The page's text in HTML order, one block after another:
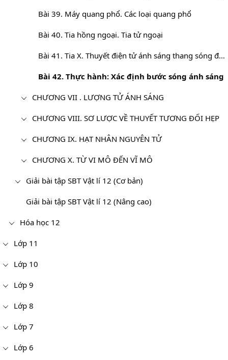
Bài 39. Máy quang phổ. Các loại quang phổ
Bài 40. Tia hồng ngoại. Tia tử ngoại
Bài 41. Tia X. Thuyết điện tử ánh sáng thang sóng điện từ
Bài 42. Thực hành: Xác định bước sóng ánh sáng
CHƯƠNG VII . LƯỢNG TỬ ÁNH SÁNG
CHƯƠNG VIII. SƠ LƯỢC VỀ THUYẾT TƯƠNG ĐỐI HẸP
CHƯƠNG IX. HẠT NHÂN NGUYÊN TỬ
CHƯƠNG X. TỪ VI MÔ ĐẾN VĨ MÔ
Giải bài tập SBT Vật lí 12 (Cơ bản)
Giải bài tập SBT Vật lí 12 (Nâng cao)
Hóa học 12
Lớp 11
Lớp 10
Lớp 9
Lớp 8
Lớp 7
Lớp 6